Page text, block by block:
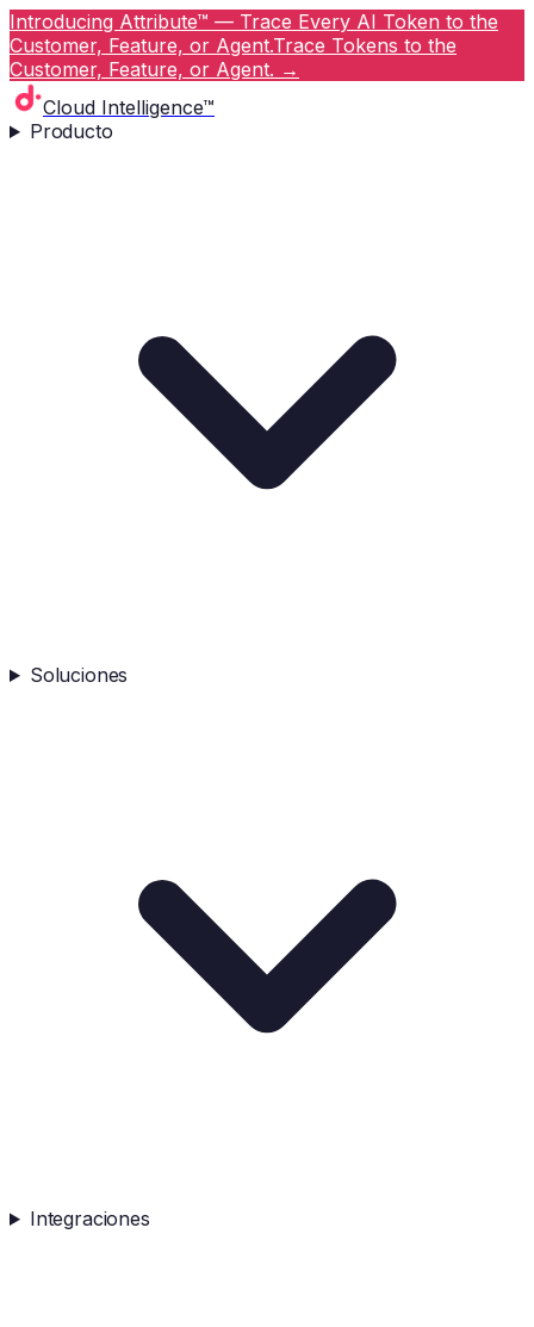
Introducing Attribute™ — Trace Every AI Token to the
Customer, Feature, or Agent.Trace Tokens to the
Customer, Feature, or Agent. →
Cloud Intelligence™
Producto
Soluciones
Integraciones